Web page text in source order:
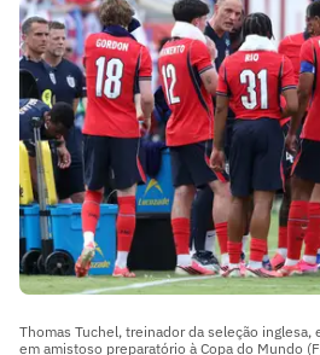
Thomas Tuchel, treinador da seleção inglesa,
em amistoso preparatório à Copa do Mundo